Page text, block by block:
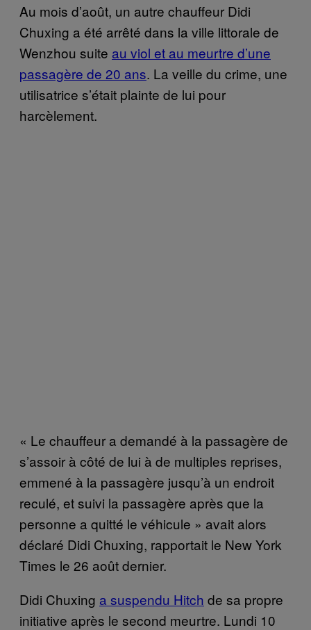
Au mois d’août, un autre chauffeur Didi
Chuxing a été arrêté dans la ville littorale de
Wenzhou suite au viol et au meurtre d’une
passagère de 20 ans. La veille du crime, une
utilisatrice s’était plainte de lui pour
harcèlement.
« Le chauffeur a demandé à la passagère de
s’assoir à côté de lui à de multiples reprises,
emmené à la passagère jusqu’à un endroit
reculé, et suivi la passagère après que la
personne a quitté le véhicule » avait alors
déclaré Didi Chuxing, rapportait le New York
Times le 26 août dernier.
Didi Chuxing a suspendu Hitch de sa propre
initiative après le second meurtre. Lundi 10